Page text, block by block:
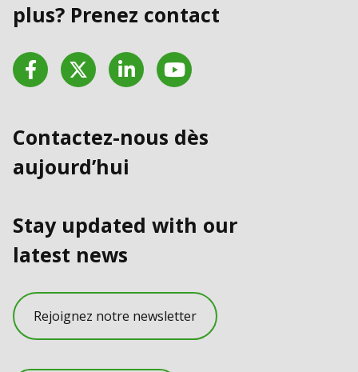
plus? Prenez contact
FacebookTwitter LinkedInYouTube
Contactez-nous dès
aujourd’hui
Stay updated with our
latest news
Rejoignez notre newsletter